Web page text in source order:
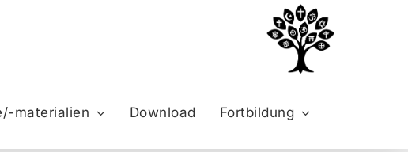
materialien Download Fortbildung